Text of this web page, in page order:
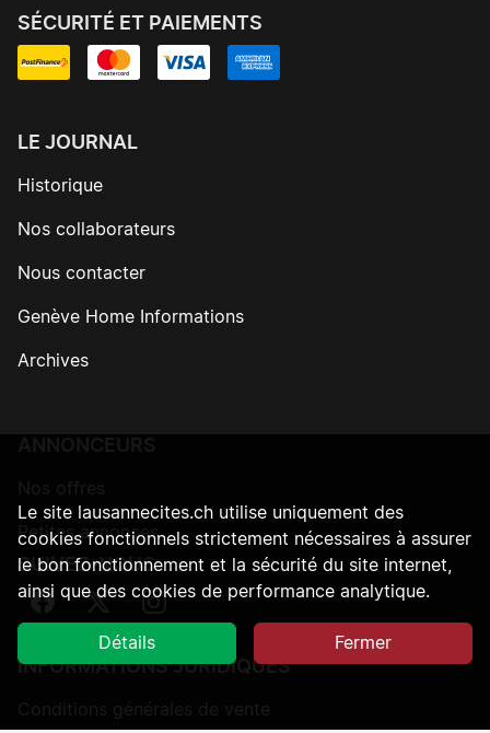
SÉCURITÉ ET PAIEMENTS
LE JOURNAL
Historique
Nos collaborateurs
Nous contacter
Genève Home Informations
Archives
Petites annonces
SUIVEZ-NOUS
Suivez-nous sur Facebook
Suivez-nous sur Twitter
Suivez-nous sur Instagram
INFORMATIONS JURIDIQUES
Le site lausannecites.ch utilise uniquement des
cookies fonctionnels strictement nécessaires à assurer
le bon fonctionnement et la sécurité du site internet,
ainsi que des cookies de performance analytique.
Détails Fermer